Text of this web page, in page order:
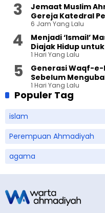
Jemaat Muslim
Gereja Katedral
6 Jam Yang Lalu
Menjadi ‘Ismail’
Diajak Hidup
1 Hari Yang Lalu
Generasi Waqf-e-
Sebelum
1 Hari Yang Lalu
Populer Tag
islam
Perempuan Ahmadiyah
agama